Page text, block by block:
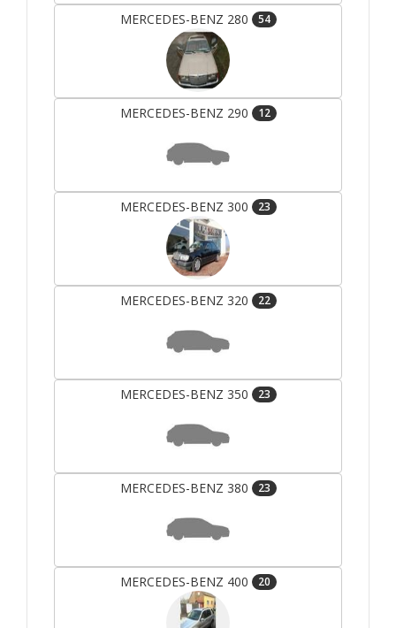
MERCEDES-BENZ 280 54
MERCEDES-BENZ 290 12
MERCEDES-BENZ 300 23
MERCEDES-BENZ 320 22
MERCEDES-BENZ 350 23
MERCEDES-BENZ 380 23
MERCEDES-BENZ 400 20